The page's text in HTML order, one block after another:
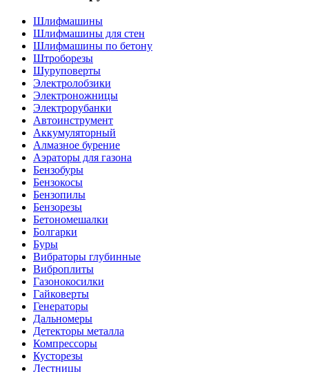
Шлифмашины
Шлифмашины для стен
Шлифмашины по бетону
Штроборезы
Шуруповерты
Электролобзики
Электроножницы
Электрорубанки
Автоинструмент
Аккумуляторный
Алмазное бурение
Аэраторы для газона
Бензобуры
Бензокосы
Бензопилы
Бензорезы
Бетономешалки
Болгарки
Буры
Вибраторы глубинные
Виброплиты
Газонокосилки
Гайковерты
Генераторы
Дальномеры
Детекторы металла
Компрессоры
Кусторезы
Лестницы